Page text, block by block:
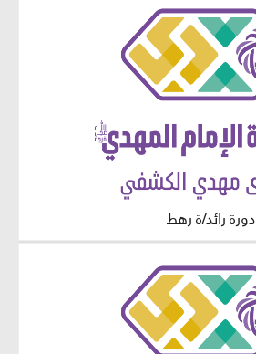
رائد/ة رهط